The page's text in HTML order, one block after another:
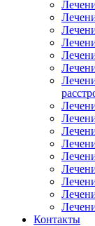
Контакты